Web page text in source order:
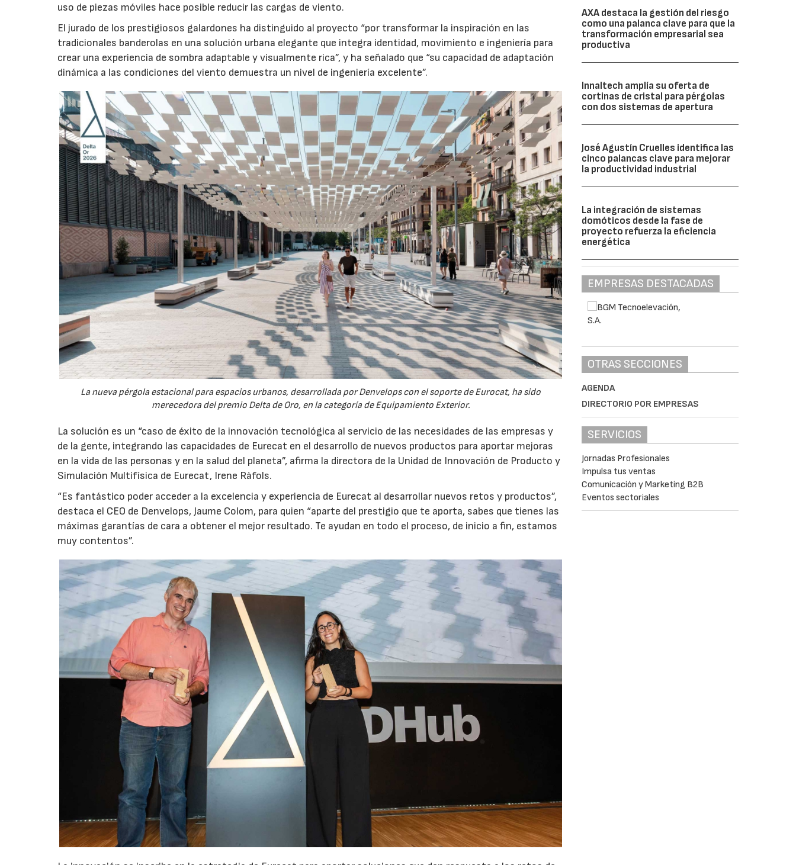
uso de piezas móviles hace posible reducir las cargas de viento.
El jurado de los prestigiosos galardones ha distinguido al proyecto “por transformar la inspiración en las
tradicionales banderolas en una solución urbana elegante que integra identidad, movimiento e ingeniería para
crear una experiencia de sombra adaptable y visualmente rica”, y ha señalado que “su capacidad de adaptación
dinámica a las condiciones del viento demuestra un nivel de ingeniería excelente”.
La nueva pérgola estacional para espacios urbanos, desarrollada por Denvelops con el soporte de Eurocat, ha sido
merecedora del premio Delta de Oro, en la categoría de Equipamiento Exterior.
La solución es un “caso de éxito de la innovación tecnológica al servicio de las necesidades de las empresas y
de la gente, integrando las capacidades de Eurecat en el desarrollo de nuevos productos para aportar mejoras
en la vida de las personas y en la salud del planeta”, afirma la directora de la Unidad de Innovación de Producto y
Simulación Multifísica de Eurecat, Irene Ràfols.
“Es fantástico poder acceder a la excelencia y experiencia de Eurecat al desarrollar nuevos retos y productos”,
destaca el CEO de Denvelops, Jaume Colom, para quien “aparte del prestigio que te aporta, sabes que tienes las
máximas garantías de cara a obtener el mejor resultado. Te ayudan en todo el proceso, de inicio a fin, estamos
muy contentos”.
AXA destaca la gestión del riesgo
como una palanca clave para que la
transformación empresarial sea
productiva
Innaltech amplía su oferta de
cortinas de cristal para pérgolas
con dos sistemas de apertura
José Agustín Cruelles identifica las
cinco palancas clave para mejorar
la productividad industrial
La integración de sistemas
domóticos desde la fase de
proyecto refuerza la eficiencia
energética
EMPRESAS DESTACADAS
OTRAS SECCIONES
AGENDA
DIRECTORIO POR EMPRESAS
SERVICIOS
Jornadas Profesionales
Impulsa tus ventas
Comunicación y Marketing B2B
Eventos sectoriales